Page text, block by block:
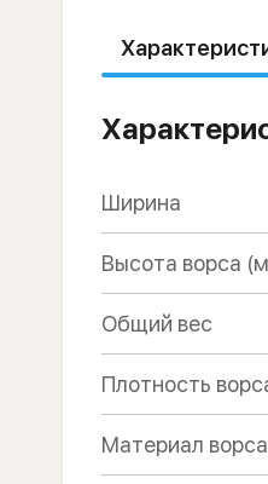
Ширина
Высота ворса
Общий вес
Плотность
Материал ворса